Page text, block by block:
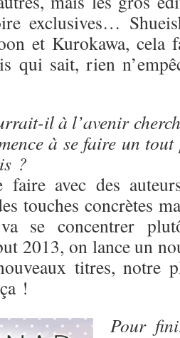
exclusives…
et Kurokawa, cela
qui sait, rien
il à l’avenir
à se faire un
?
faire avec des
touches concrètes
se concentrer
2013, on lance un
titres, notre
!
Pour